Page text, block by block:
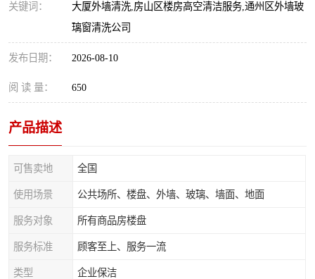
关键词：
大厦外墙清洗,房山区楼房高空清洁服务,通州区外墙玻
璃窗清洗公司
发布日期： 2026-08-10
阅 读 量： 650
产品描述
可售卖地 全国
使用场景 公共场所、楼盘、外墙、玻璃、墙面、地面
服务对象 所有商品房楼盘
服务标准 顾客至上、服务一流
类型 企业保洁